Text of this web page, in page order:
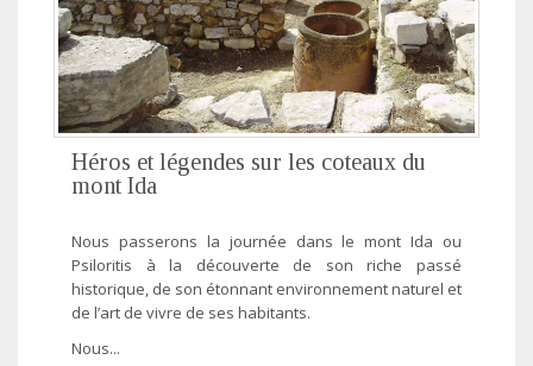
Héros et légendes sur les coteaux du
mont Ida
Nous passerons la journée dans le mont Ida ou
Psiloritis à la découverte de son riche passé
historique, de son étonnant environnement naturel et
de l’art de vivre de ses habitants.
Nous...